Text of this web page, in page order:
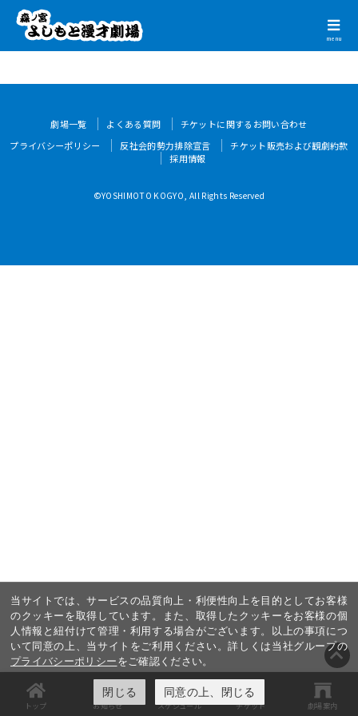
menu
トップ お知らせ スケジュール チケット 劇場案内
当サイトでは、サービスの品質向上・利便性向上を目的としてお客様
のクッキーを取得しています。また、取得したクッキーをお客様の個
人情報と紐付けて管理・利用する場合がございます。以上の事項につ
いて同意の上、当サイトをご利用ください。詳しくは当社グループの
プライバシーポリシーをご確認ください。
閉じる 同意の上、閉じる
劇場一覧 よくある質問
チケットに関するお問い合わせ
プライバシーポリシー
反社会的勢力排除宣言
チケット販売および観劇約款
採用情報
©YOSHIMOTO KOGYO, All Rights Reserved